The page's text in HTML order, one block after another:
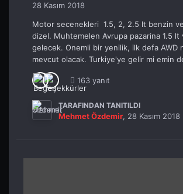
28 Kasım 2018
Motor secenekleri 1.5, 2, 2.5 lt benzin
dizel. Muhtemelen Avrupa pazarina 1.5 lt
gelecek. Onemli bir yenilik, ilk defa AWD
mevcut olacak. Turkiye'ye gelir mi emin
163 yanıt
TARAFINDAN TANITILDI
Mehmet Özdemir, 28 Kasım 2018